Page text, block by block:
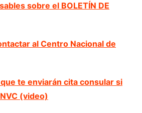
sobre el BOLETÍN DE
al Centro Nacional de
te enviarán cita consular si
(video)